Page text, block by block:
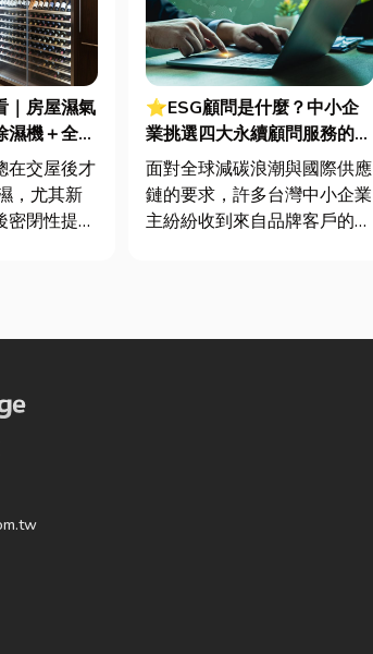
｜房屋濕氣
機＋全熱
升居住品
在交屋後才
密閉性提
⭐ESG顧問是什麼？中小企
業挑選四大永續顧問服務的實
用指南
面對全球減碳浪潮與國際供應
鏈的要求，許多台灣中小企業
主紛紛收到來自品牌客戶的調